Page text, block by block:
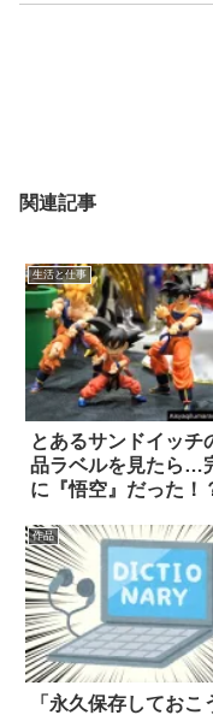
関連記事
生活と仕事
とあるサンドイッチ
品ラベルを見たら…
に『悟空』だった！
作品
「永久保存しておこ